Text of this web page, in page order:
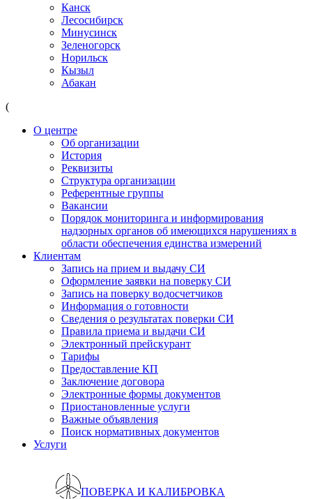
Канск
Лесосибирск
Минусинск
Зеленогорск
Норильск
Кызыл
Абакан
(
О центре
Об организации
История
Реквизиты
Структура организации
Референтные группы
Вакансии
Порядок мониторинга и информирования
надзорных органов об имеющихся нарушениях в
области обеспечения единства измерений
Клиентам
Запись на прием и выдачу СИ
Оформление заявки на поверку СИ
Запись на поверку водосчетчиков
Информация о готовности
Сведения о результатах поверки СИ
Правила приема и выдачи СИ
Электронный прейскурант
Тарифы
Предоставление КП
Заключение договора
Электронные формы документов
Приостановленные услуги
Важные объявления
Поиск нормативных документов
Услуги
ПОВЕРКА И КАЛИБРОВКА